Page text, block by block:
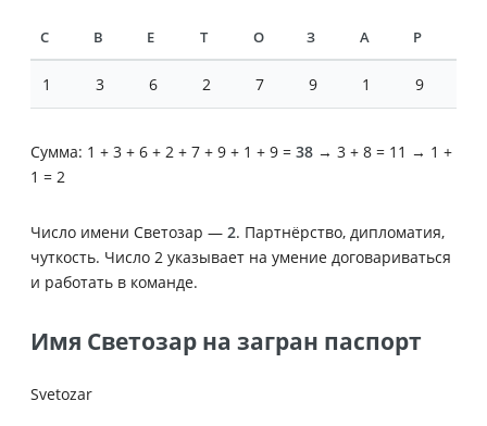
С В Е Т О З А Р
1 3 6 2 7 9 1 9
Сумма: 1 + 3 + 6 + 2 + 7 + 9 + 1 + 9 = 38 → 3 + 8 = 11 → 1 +
1 = 2
Число имени Светозар — 2. Партнёрство, дипломатия,
чуткость. Число 2 указывает на умение договариваться
и работать в команде.
Имя Светозар на загран паспорт
Svetozar